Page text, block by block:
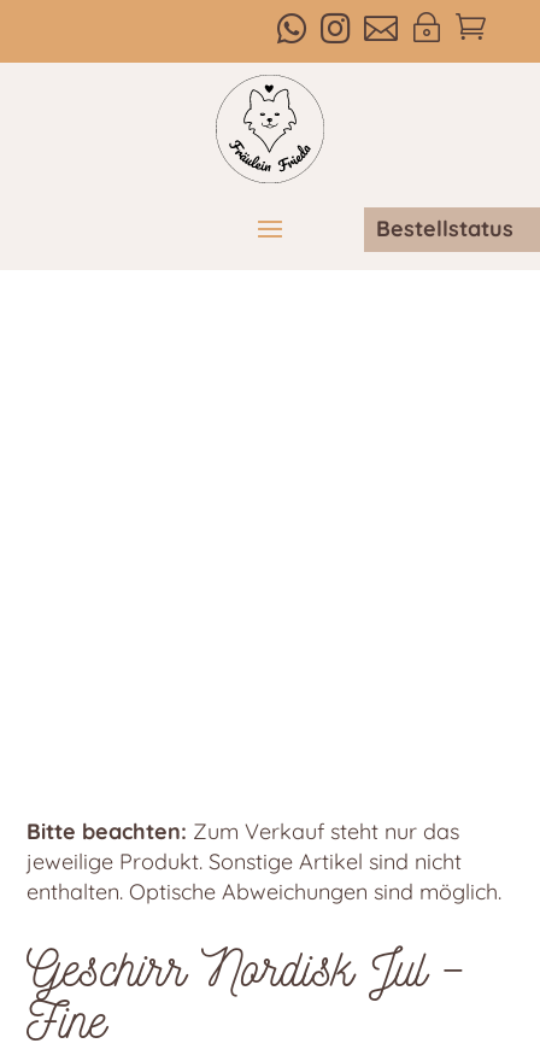

~



Bestellstatus
Bitte beachten: Zum Verkauf steht nur das
jeweilige Produkt. Sonstige Artikel sind nicht
enthalten. Optische Abweichungen sind möglich.
Geschirr Nordisk Jul –
Fine